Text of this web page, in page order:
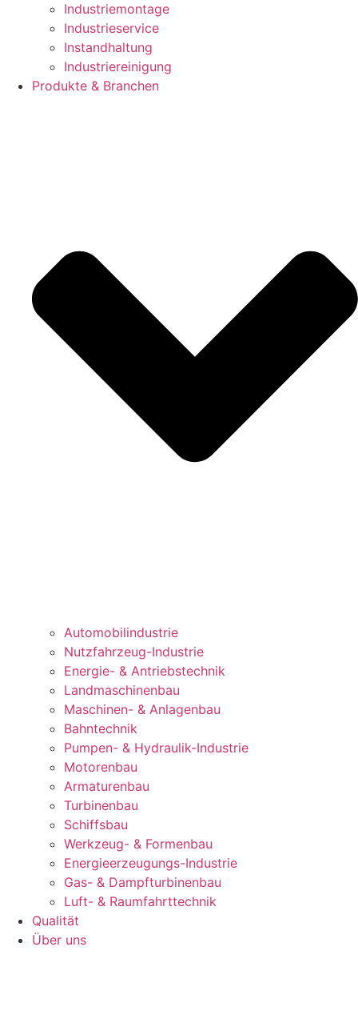
Industriemontage
Industrieservice
Instandhaltung
Industriereinigung
Produkte & Branchen
Automobilindustrie
Nutzfahrzeug-Industrie
Energie- & Antriebstechnik
Landmaschinenbau
Maschinen- & Anlagenbau
Bahntechnik
Pumpen- & Hydraulik-Industrie
Motorenbau
Armaturenbau
Turbinenbau
Schiffsbau
Werkzeug- & Formenbau
Energieerzeugungs-Industrie
Gas- & Dampfturbinenbau
Luft- & Raumfahrttechnik
Qualität
Über uns